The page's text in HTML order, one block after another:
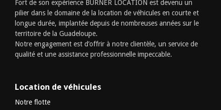
Fort de son expérience BURNER LOCATION est devenu un
pilier dans le domaine de la location de véhicules en courte et
longue durée, implantée depuis de nombreuses années sur le
territoire de la Guadeloupe.
Notre engagement est d’offrir à notre clientèle, un service de
qualité et une assistance professionnelle impeccable.
Location de véhicules
Notre flotte